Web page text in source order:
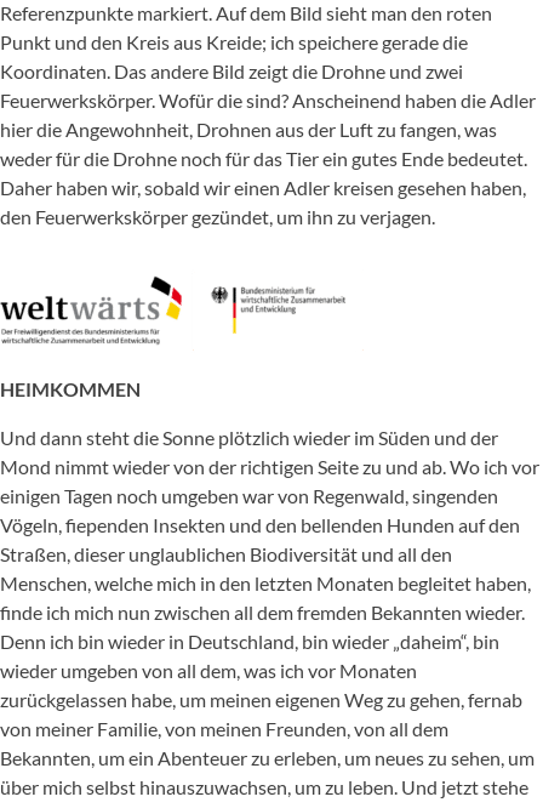
Referenzpunkte markiert. Auf dem Bild sieht man den roten
Punkt und den Kreis aus Kreide; ich speichere gerade die
Koordinaten. Das andere Bild zeigt die Drohne und zwei
Feuerwerkskörper. Wofür die sind? Anscheinend haben die Adler
hier die Angewohnheit, Drohnen aus der Luft zu fangen, was
weder für die Drohne noch für das Tier ein gutes Ende bedeutet.
Daher haben wir, sobald wir einen Adler kreisen gesehen haben,
den Feuerwerkskörper gezündet, um ihn zu verjagen.
HEIMKOMMEN
Und dann steht die Sonne plötzlich wieder im Süden und der
Mond nimmt wieder von der richtigen Seite zu und ab. Wo ich vor
einigen Tagen noch umgeben war von Regenwald, singenden
Vögeln, fiependen Insekten und den bellenden Hunden auf den
Straßen, dieser unglaublichen Biodiversität und all den
Menschen, welche mich in den letzten Monaten begleitet haben,
finde ich mich nun zwischen all dem fremden Bekannten wieder.
Denn ich bin wieder in Deutschland, bin wieder „daheim“, bin
wieder umgeben von all dem, was ich vor Monaten
zurückgelassen habe, um meinen eigenen Weg zu gehen, fernab
von meiner Familie, von meinen Freunden, von all dem
Bekannten, um ein Abenteuer zu erleben, um neues zu sehen, um
über mich selbst hinauszuwachsen, um zu leben. Und jetzt stehe